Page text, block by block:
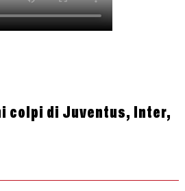
di Juventus, Inter,